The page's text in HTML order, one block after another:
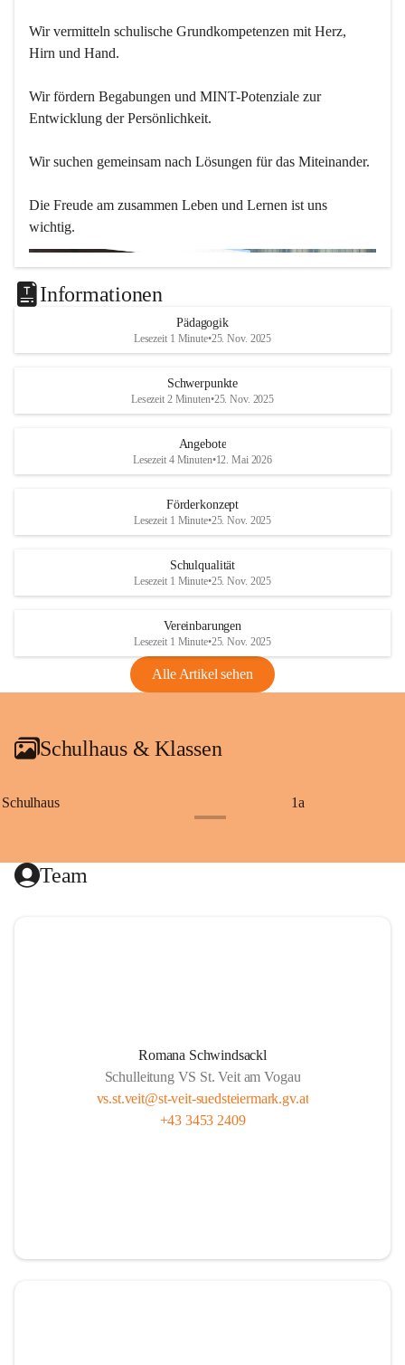
Wir vermitteln schulische Grundkompetenzen mit Herz,
Hirn und Hand.
Wir fördern Begabungen und MINT-Potenziale zur
Entwicklung der Persönlichkeit.
Wir suchen gemeinsam nach Lösungen für das Miteinander.
Die Freude am zusammen Leben und Lernen ist uns
wichtig.
Informationen
Pädagogik
Lesezeit 1 Minute•25. Nov. 2025
Schwerpunkte
Lesezeit 2 Minuten•25. Nov. 2025
Angebote
Lesezeit 4 Minuten•12. Mai 2026
Förderkonzept
Lesezeit 1 Minute•25. Nov. 2025
Schulqualität
Lesezeit 1 Minute•25. Nov. 2025
Vereinbarungen
Lesezeit 1 Minute•25. Nov. 2025
Alle Artikel sehen
Schulhaus & Klassen
Schulhaus 1a
Team
Romana Schwindsackl
Schulleitung VS St. Veit am Vogau
vs.st.veit@st-veit-suedsteiermark.gv.at
+43 3453 2409